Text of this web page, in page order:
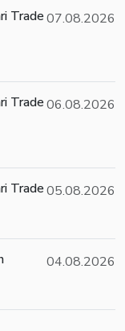
Trade07.08.2026
Trade06.08.2026
Trade05.08.2026
04.08.2026